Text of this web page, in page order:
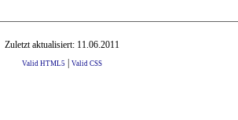
Zuletzt aktualisiert: 11.06.2011
Valid HTML5 Valid CSS